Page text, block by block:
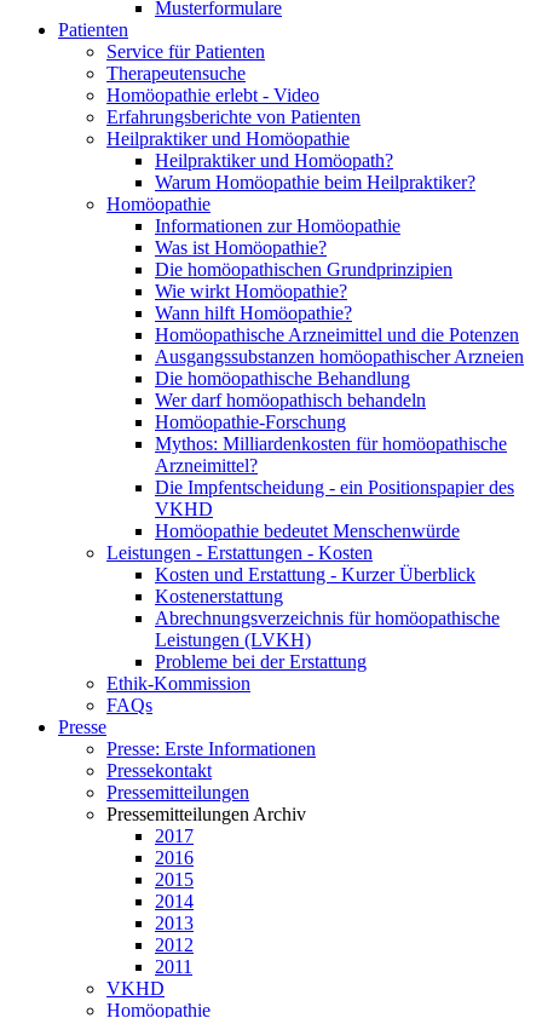
Musterformulare
Patienten
Service für Patienten
Therapeutensuche
Homöopathie erlebt - Video
Erfahrungsberichte von Patienten
Heilpraktiker und Homöopathie
Heilpraktiker und Homöopath?
Warum Homöopathie beim Heilpraktiker?
Homöopathie
Informationen zur Homöopathie
Was ist Homöopathie?
Die homöopathischen Grundprinzipien
Wie wirkt Homöopathie?
Wann hilft Homöopathie?
Homöopathische Arzneimittel und die Potenzen
Ausgangssubstanzen homöopathischer Arzneien
Die homöopathische Behandlung
Wer darf homöopathisch behandeln
Homöopathie-Forschung
Mythos: Milliardenkosten für homöopathische
Arzneimittel?
Die Impfentscheidung - ein Positionspapier des
VKHD
Homöopathie bedeutet Menschenwürde
Leistungen - Erstattungen - Kosten
Kosten und Erstattung - Kurzer Überblick
Kostenerstattung
Abrechnungsverzeichnis für homöopathische
Leistungen (LVKH)
Probleme bei der Erstattung
Ethik-Kommission
FAQs
Presse
Presse: Erste Informationen
Pressekontakt
Pressemitteilungen
Pressemitteilungen Archiv
2017
2016
2015
2014
2013
2012
2011
VKHD
Homöopathie